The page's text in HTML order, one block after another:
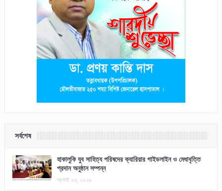
সর্বশেষ
হাকালুকি যুব সাহিত্য পরিষদের ক্যারিয়ার গাইডলাইন ও মেধাবৃত্তি
প্রদান অনুষ্ঠান সম্পন্ন
আগস্ট ০৬, ২০২৬